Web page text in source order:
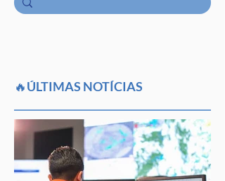
🔥ÚLTIMAS NOTÍCIAS